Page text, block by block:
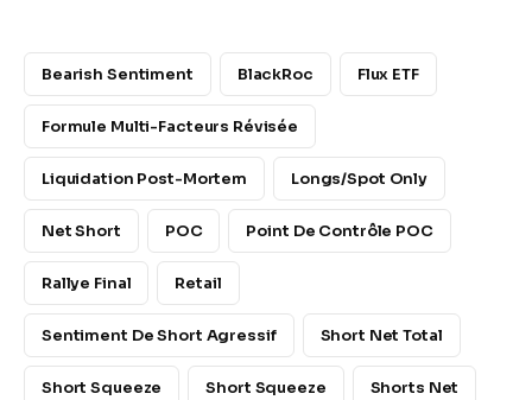
Bearish Sentiment BlackRoc Flux ETF
Formule Multi-Facteurs Révisée
Liquidation Post-Mortem Longs/Spot Only
Net Short POC Point De Contrôle POC
Rallye Final Retail
Sentiment De Short Agressif Short Net Total
Short Squeeze Short Squeeze Shorts Net